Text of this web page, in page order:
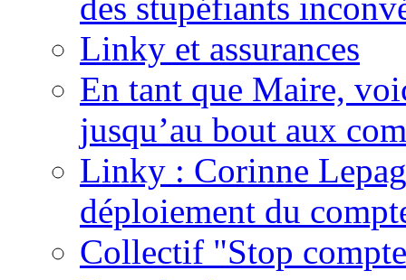
Linky et assurances
En tant que Maire,
jusqu’au bout aux
Linky : Corinne
déploiement du
Collectif "Stop